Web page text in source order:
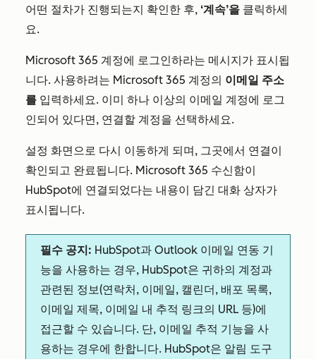
어떤 절차가 진행되는지 확인한 후, ‘계속’을 클릭하세
요.
Microsoft 365 계정에 로그인하라는 메시지가 표시됩
니다. 사용하려는 Microsoft 365 계정의 이메일 주소
를 입력하세요. 이미 하나 이상의 이메일 계정에 로그
인되어 있다면, 연결할 계정을 선택하세요.
설정 화면으로 다시 이동하게 되며, 그곳에서 연결이
확인되고 완료됩니다. Microsoft 365 수신함이
HubSpot에 연결되었다는 내용이 담긴 대화 상자가
표시됩니다.
필수 공지: HubSpot과 Outlook 이메일 연동 기
능을 사용하는 경우, HubSpot은 귀하의 계정과
관련된 정보(연락처, 이메일, 캘린더, 배포 목록,
이메일 제목, 이메일 내 추적 링크의 URL 등)에
접근할 수 있습니다. 단, 이메일 추적 기능을 사
용하는 경우에 한합니다. HubSpot은 알림 도구